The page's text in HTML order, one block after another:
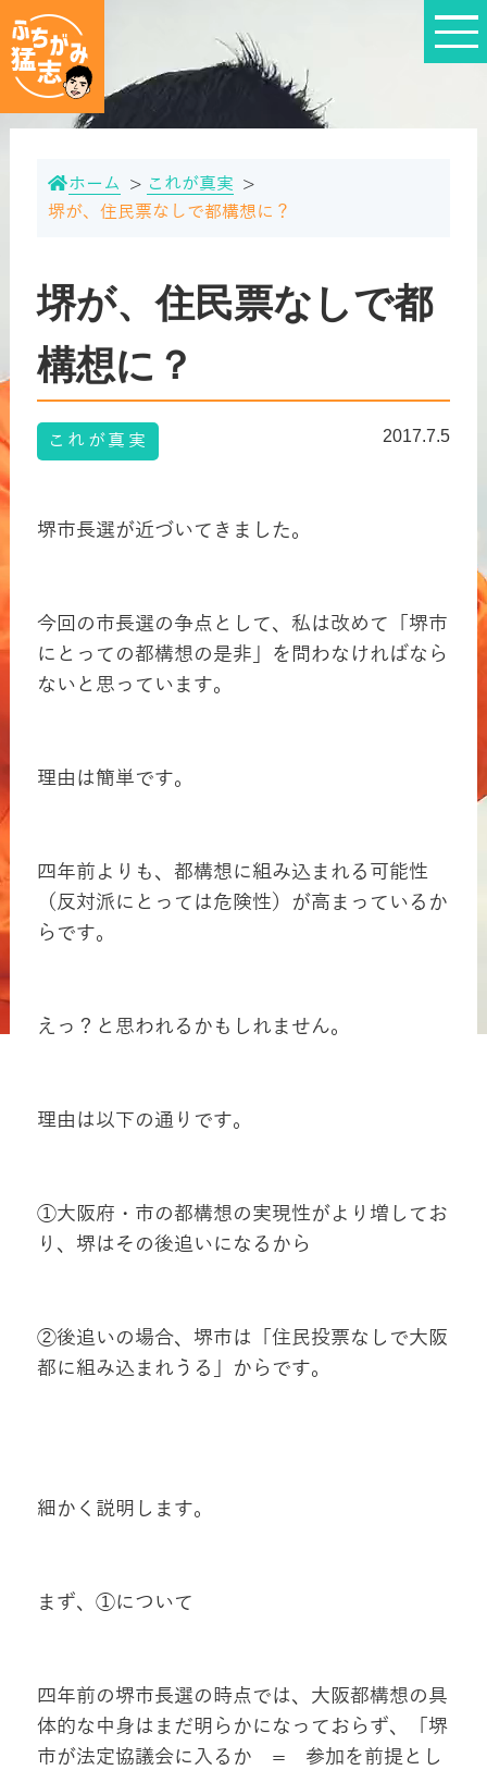
ホーム
これが真実
堺が、住民票なしで都構想に？
堺が、住民票なしで都
構想に？
これが真実 2017.7.5
堺市長選が近づいてきました。
今回の市長選の争点として、私は改めて「堺市
にとっての都構想の是非」を問わなければなら
ないと思っています。
理由は簡単です。
四年前よりも、都構想に組み込まれる可能性
（反対派にとっては危険性）が高まっているか
らです。
えっ？と思われるかもしれません。
理由は以下の通りです。
①大阪府・市の都構想の実現性がより増してお
り、堺はその後追いになるから
②後追いの場合、堺市は「住民投票なしで大阪
都に組み込まれうる」からです。
細かく説明します。
まず、①について
四年前の堺市長選の時点では、大阪都構想の具
体的な中身はまだ明らかになっておらず、「堺
市が法定協議会に入るか = 参加を前提とし